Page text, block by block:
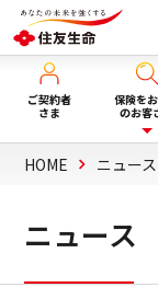
ご契約者
さま
保険を
のお客
保険を選ぶ
商品一覧
企業年金のお客さま
団体保険と財形保険
住友生命グループ
会社情報
HOME ニュース
ニュース